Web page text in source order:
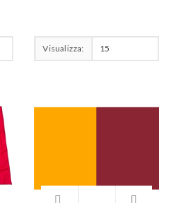
Visualizza: